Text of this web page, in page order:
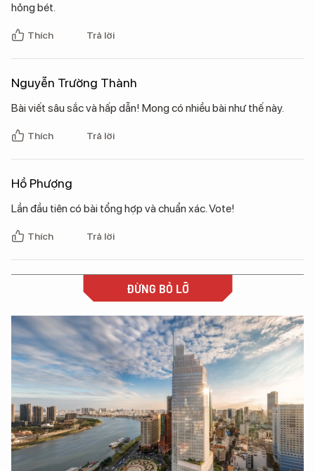
hỏng bét.
Thích Trả lời
Nguyễn Trường Thành
Bài viết sâu sắc và hấp dẫn! Mong có nhiều bài như thế này.
Thích Trả lời
Hồ Phượng
Lần đầu tiên có bài tổng hợp và chuẩn xác. Vote!
Thích Trả lời
ĐỪNG BỎ LỠ